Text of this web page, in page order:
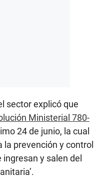
sector explicó que
Ministerial 780-
24 de junio, la cual
la prevención y control
ingresan y salen del